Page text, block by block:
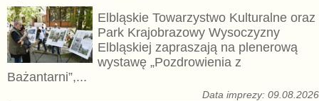
Elbląskie Towarzystwo Kulturalne oraz
Park Krajobrazowy Wysoczyzny
Elbląskiej zapraszają na plenerową
wystawę „Pozdrowienia z
Bażantarni”,...
Data imprezy: 09.08.2026